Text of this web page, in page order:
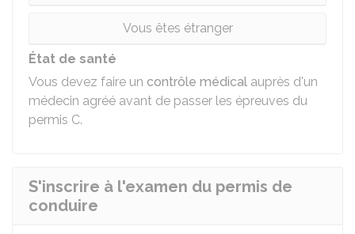
Vous êtes étranger
État de santé
Vous devez faire un contrôle médical auprès d'un
médecin agréé avant de passer les épreuves du
permis C.
S'inscrire à l'examen du permis de
conduire